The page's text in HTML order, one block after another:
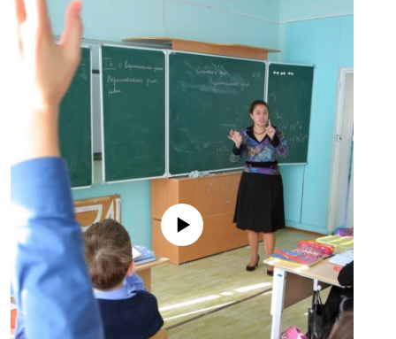
No media source currently available